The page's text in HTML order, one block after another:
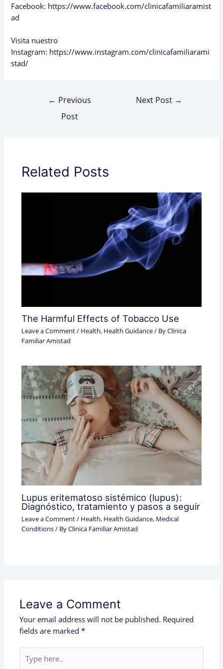
Facebook: https://www.facebook.com/clinicafamiliaramist
ad
Visita nuestro
Instagram: https://www.instagram.com/clinicafamiliarami
stad/
← Previous
Post
Next Post →
Related Posts
The Harmful Effects of Tobacco Use
Leave a Comment/ Health, Health Guidance/ ByClinica
Familiar Amistad
Lupus eritematoso sistémico (lupus):
Diagnóstico, tratamiento y pasos a seguir
Leave a Comment/ Health, Health Guidance, Medical
Conditions/ ByClinica Familiar Amistad
Leave a Comment
Your email address will not be published. Required
fields are marked*
here..